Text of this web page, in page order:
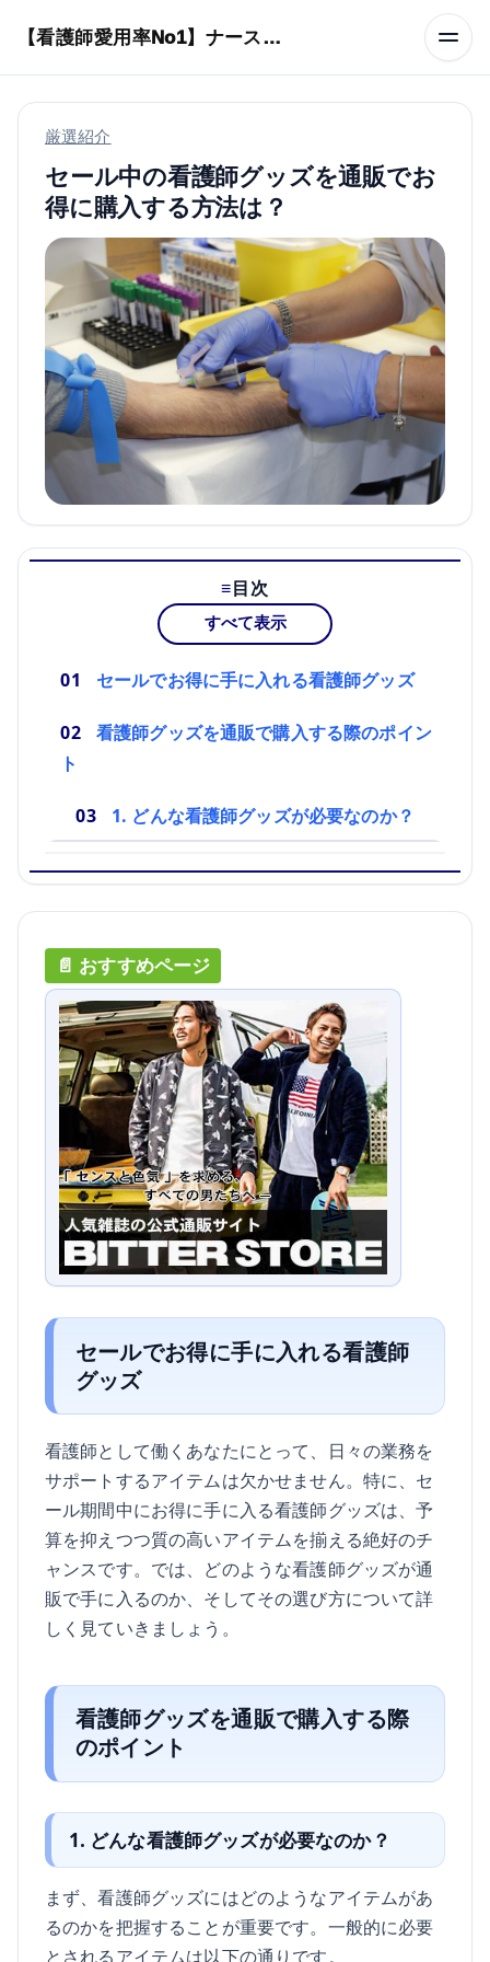
【看護師愛用率No1】ナースリーで人気の商品はコレ
厳選紹介
セール中の看護師グッズを通販でお
得に購入する方法は？
目次
すべて表示
セールでお得に手に入れる看護師グッズ
看護師グッズを通販で購入する際のポイン
ト
1. どんな看護師グッズが必要なのか？
セールでお得に手に入れる看護師
グッズ
看護師として働くあなたにとって、日々の業務を
サポートするアイテムは欠かせません。特に、セ
ール期間中にお得に手に入る看護師グッズは、予
算を抑えつつ質の高いアイテムを揃える絶好のチ
ャンスです。では、どのような看護師グッズが通
販で手に入るのか、そしてその選び方について詳
しく見ていきましょう。
看護師グッズを通販で購入する際
のポイント
1. どんな看護師グッズが必要なのか？
まず、看護師グッズにはどのようなアイテムがあ
るのかを把握することが重要です。一般的に必要
とされるアイテムは以下の通りです。